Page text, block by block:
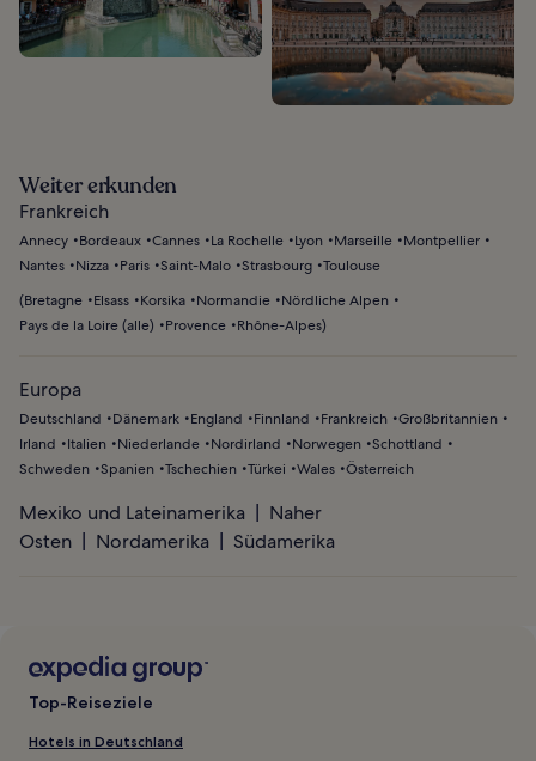
Weiter erkunden
Frankreich
Annecy Bordeaux Cannes La Rochelle Lyon Marseille
Montpellier
Nantes
Nizza Paris Saint-Malo Strasbourg Toulouse
(Bretagne Elsass Korsika Normandie
Nördliche Alpen
Pays de la Loire (alle)
Provence Rhône-Alpes)
Europa
Deutschland Dänemark England Finnland Frankreich
Großbritannien
Irland
Italien Niederlande Nordirland Norwegen
Schottland
Schweden
Spanien Tschechien Türkei Wales Österreich
Mexiko und Lateinamerika
Naher
Osten
Nordamerika Südamerika
Top-Reiseziele
Hotels in Deutschland